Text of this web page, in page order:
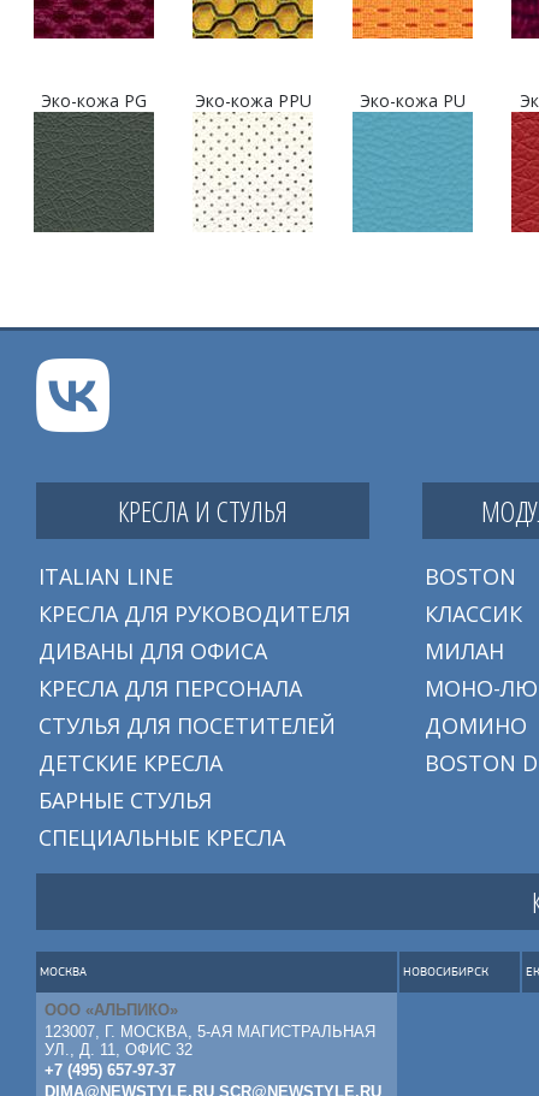
Эко-кожа PG Эко-кожа PPU Эко-кожа PU
КРЕСЛА И СТУЛЬЯ
ITALIAN LINE
КРЕСЛА ДЛЯ РУКОВОДИТЕЛЯ
ДИВАНЫ ДЛЯ ОФИСА
КРЕСЛА ДЛЯ ПЕРСОНАЛА
СТУЛЬЯ ДЛЯ ПОСЕТИТЕЛЕЙ
ДЕТСКИЕ КРЕСЛА
БАРНЫЕ СТУЛЬЯ
СПЕЦИАЛЬНЫЕ КРЕСЛА
BOSTON
КЛАССИК
МИЛАН
МОНО-
ДОМИНО
BOSTON
МОСКВА
ООО «АЛЬПИКО»
123007, Г. МОСКВА, 5-АЯ МАГИСТРАЛЬНАЯ
УЛ., Д. 11, ОФИС 32
+7 (495) 657-97-37
DIMA@NEWSTYLE.RU SCR@NEWSTYLE.RU
НОВОСИБИРСК